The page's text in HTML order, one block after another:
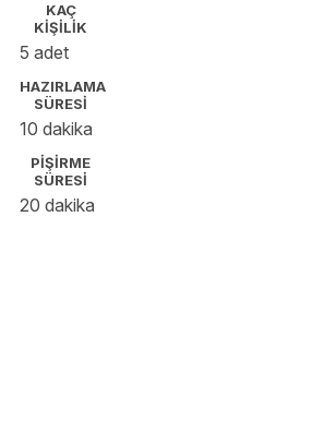
KAÇ
KİŞİLİK
5 adet
HAZIRLAMA
SÜRESİ
10 dakika
PİŞİRME
SÜRESİ
20 dakika